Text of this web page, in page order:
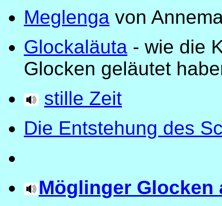
Meglenga von
Glockaläuta - wie die
Glocken geläutet
stille Zeit
Die Entstehung des
Möglinger Glocken